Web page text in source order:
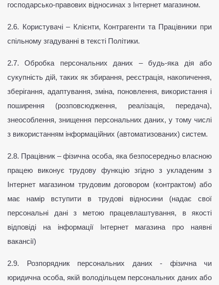
господарсько-правових відносинах з Інтернет магазином.
2.6. Користувачі – Клієнти, Контрагенти та Працівники при
спільному згадуванні в тексті Політики.
2.7. Обробка персональних даних – будь-яка дія або
сукупність дій, таких як збирання, реєстрація, накопичення,
зберігання, адаптування, зміна, поновлення, використання і
поширення (розповсюдження, реалізація, передача),
знеособлення, знищення персональних даних, у тому числі
з використанням інформаційних (автоматизованих) систем.
2.8. Працівник – фізична особа, яка безпосередньо власною
працею виконує трудову функцію згідно з укладеним з
Інтернет магазином трудовим договором (контрактом) або
має намір вступити в трудові відносини (надає свої
персональні дані з метою працевлаштування, в якості
відповіді на інформації Інтернет магазина про наявні
вакансії)
2.9. Розпорядник персональних даних - фізична чи
юридична особа, якій володільцем персональних даних або